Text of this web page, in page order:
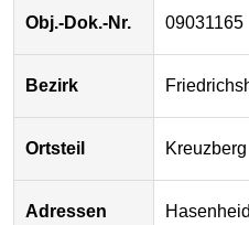
Obj.-Dok.-Nr. 09031165
Bezirk
Ortsteil Kreuzberg
Adressen